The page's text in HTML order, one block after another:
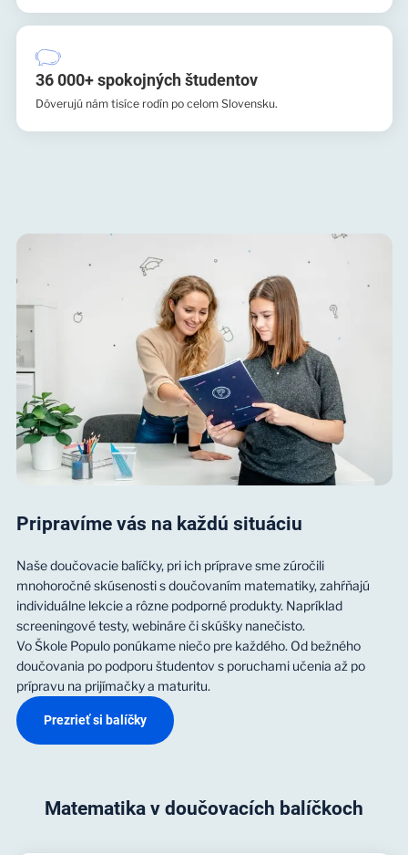
36 000+ spokojných študentov
Dôverujú nám tisíce rodín po celom Slovensku.
Pripravíme vás na každú situáciu
Naše doučovacie balíčky, pri ich príprave sme zúročili
mnohoročné skúsenosti s doučovaním matematiky, zahŕňajú
individuálne lekcie a rôzne podporné produkty. Napríklad
screeningové testy, webináre či skúšky nanečisto.
Vo Škole Populo ponúkame niečo pre každého. Od bežného
doučovania po podporu študentov s poruchami učenia až po
prípravu na prijímačky a maturitu.
Prezrieť si balíčky
Matematika v doučovacích balíčkoch